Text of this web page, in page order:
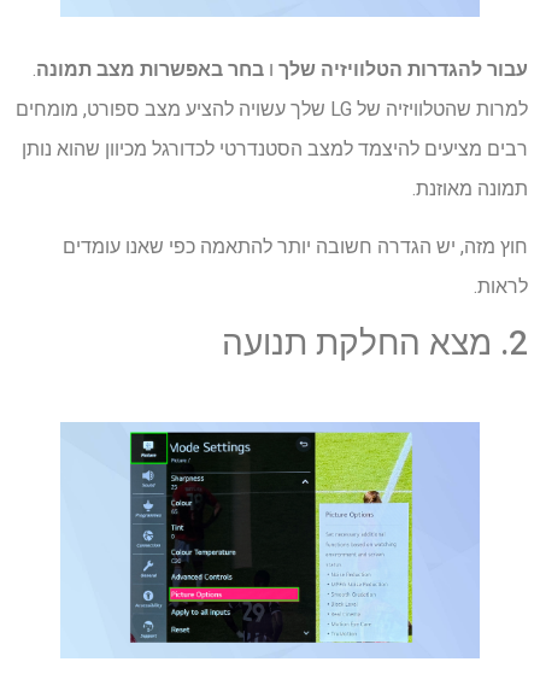
עבור להגדרות הטלוויזיה שלך ו בחר באפשרות מצב תמונה.
למרות שהטלוויזיה של LG שלך עשויה להציע מצב ספורט, מומחים
רבים מציעים להיצמד למצב הסטנדרטי לכדורגל מכיוון שהוא נותן
תמונה מאוזנת.
חוץ מזה, יש הגדרה חשובה יותר להתאמה כפי שאנו עומדים
לראות.
2. מצא החלקת תנועה